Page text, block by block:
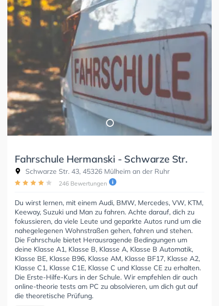
Fahrschule Hermanski - Schwarze Str.
Schwarze Str. 43, 45326 Mülheim an der Ruhr
246 Bewertungen
Du wirst lernen, mit einem Audi, BMW, Mercedes, VW, KTM,
Keeway, Suzuki und Man zu fahren. Achte darauf, dich zu
fokussieren, da viele Leute und geparkte Autos rund um die
nahegelegenen Wohnstraßen gehen, fahren und stehen.
Die Fahrschule bietet Herausragende Bedingungen um
deine Klasse A1, Klasse B, Klasse A, Klasse B Automatik,
Klasse BE, Klasse B96, Klasse AM, Klasse BF17, Klasse A2,
Klasse C1, Klasse C1E, Klasse C und Klasse CE zu erhalten.
Die Erste-Hilfe-Kurs in der Schule. Wir empfehlen dir auch
online-theorie tests am PC zu absolvieren, um dich gut auf
die theoretische Prüfung.